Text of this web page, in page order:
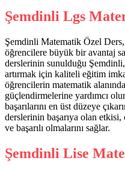
Şemdinli Lgs
Şemdinli Matematik Özel
öğrencilere büyük bir avantaj
derslerinin sunulduğu Şemdinli,
artırmak için kaliteli eğitim
öğrencilerin matematik
güçlendirmelerine yardımcı
başarılarını en üst düzeye
derslerinin başarıya olan
ve başarılı olmalarını sağlar.
Şemdinli Lise